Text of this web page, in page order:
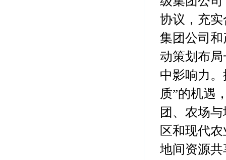
协议，充
集团公司
动策划布
中影响力
质”的机遇
团、农场
区和现代
地间资源